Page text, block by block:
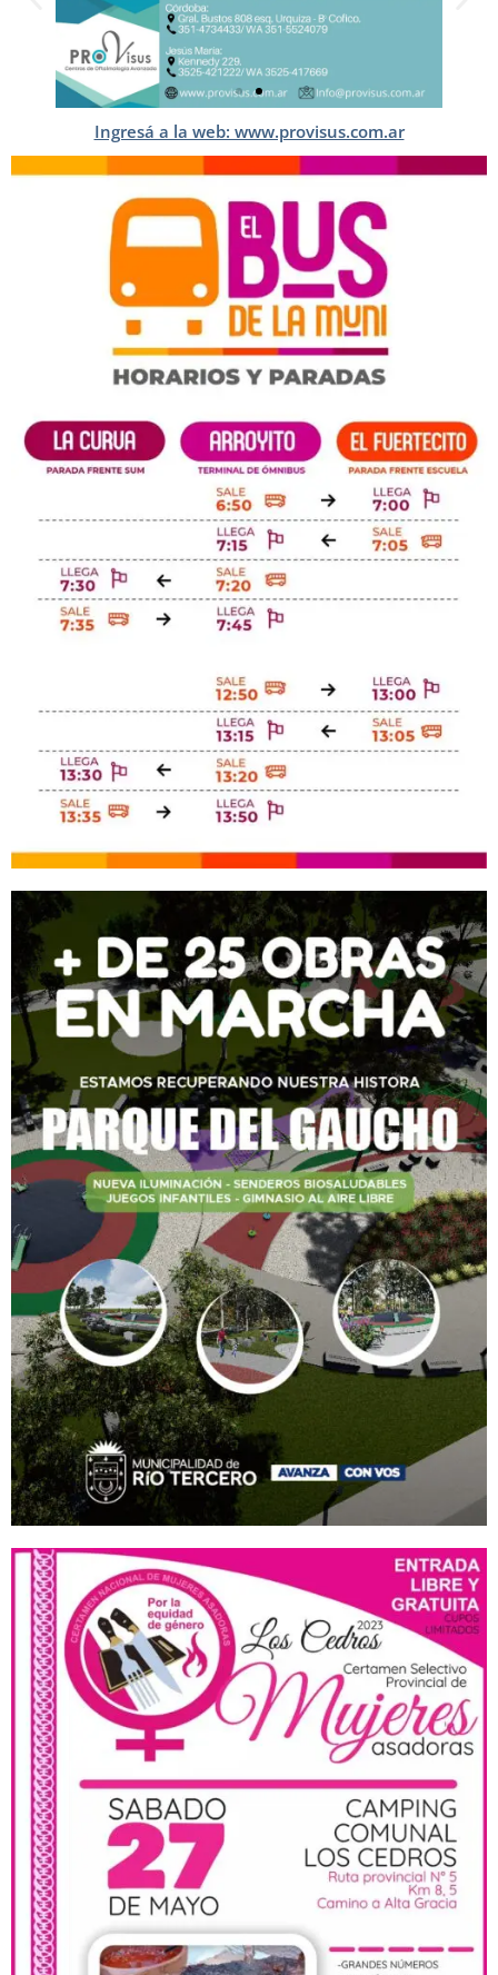
Ingresá a la web: www.provisus.com.ar